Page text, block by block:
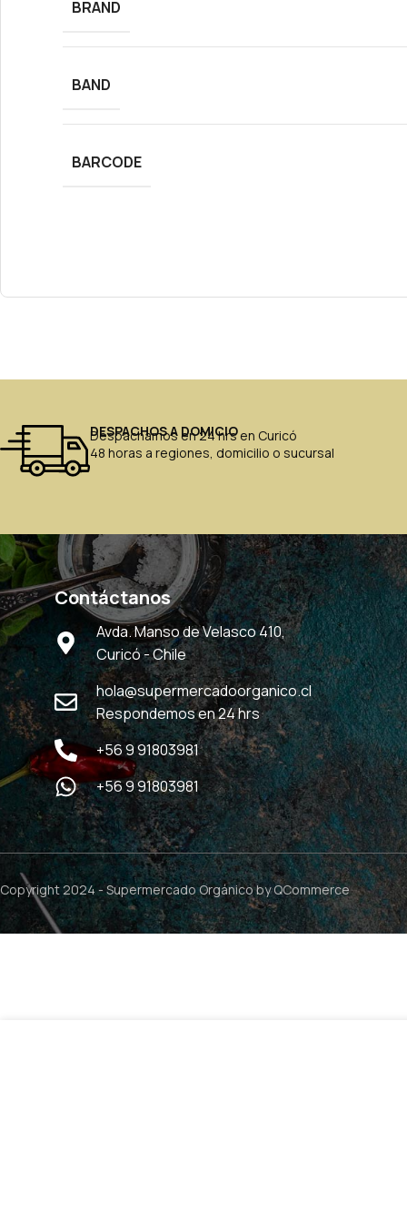
BRAND
BAND
BARCODE
DESPACHOS A DOMICIO
Despachamos en 24 hrs en Curicó
48 horas a regiones, domicilio o sucursal
Contáctanos
Avda. Manso de Velasco 410,
Curicó - Chile
hola@supermercadoorganico.cl
Respondemos en 24 hrs
+56 9 91803981
+56 9 91803981
Copyright 2024 -Supermercado Orgánicoby QCommerce